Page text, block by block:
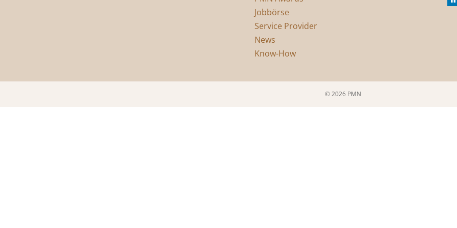
Jobbörse
Service Provider
News
Know-How
© 2026 PMN